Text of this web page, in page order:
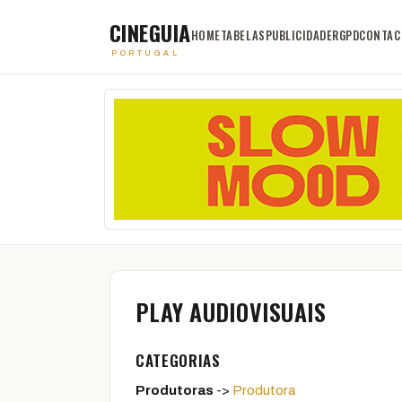
CINEGUIA
PORTUGAL
HOMETABELASPUBLICIDADERGPD
PLAY AUDIOVISUAIS
CATEGORIAS
Produtoras -> Produtora